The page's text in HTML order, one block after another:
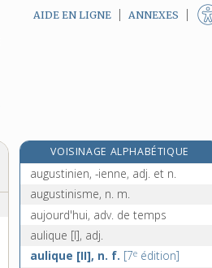
AIDE EN LIGNE ANNEXES
VOISINAGE ALPHABÉTIQUE
augustin, -ine, n.
augustinien, -ienne, adj. et n.
augustinisme, n. m.
aujourd'hui, adv. de temps
aulique [I], adj.
aulique [II], n. f. [7e édition]